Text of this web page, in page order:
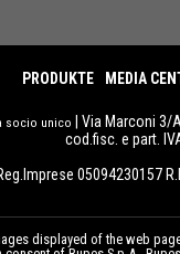
PRODUKTE MEDIA
socio unico | Via Marconi 3/
cod.fisc. e part.
05094230157
displayed of the web